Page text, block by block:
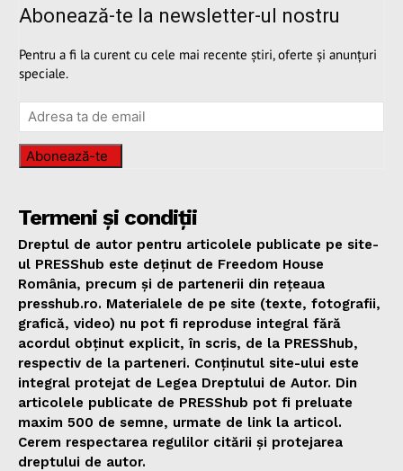
Abonează-te la newsletter-ul nostru
Pentru a fi la curent cu cele mai recente știri, oferte și anunțuri
speciale.
Abonează-te
Termeni și condiții
Dreptul de autor pentru articolele publicate pe site-
ul PRESShub este deținut de Freedom House
România, precum și de partenerii din rețeaua
presshub.ro. Materialele de pe site (texte, fotografii,
grafică, video) nu pot fi reproduse integral fără
acordul obținut explicit, în scris, de la PRESShub,
respectiv de la parteneri. Conținutul site-ului este
integral protejat de Legea Dreptului de Autor. Din
articolele publicate de PRESShub pot fi preluate
maxim 500 de semne, urmate de link la articol.
Cerem respectarea regulilor citării și protejarea
dreptului de autor.